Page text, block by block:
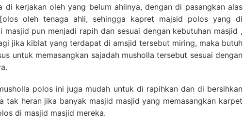
di kerjakan oleh yang belum ahlinya, dengan di pasangkan alas
oleh tenaga ahli, sehingga kapret majsid polos yang di
masjid pun menjadi rapih dan sesuai dengan kebutuhan masjid ,
jika kiblat yang terdapat di amsjid tersebut miring, maka butuh
untuk memasangkan sajadah musholla tersebut sesuai dengan
polos ini juga mudah untuk di rapihkan dan di bersihkan
tak heran jika banyak masjid masjid yang memasangkan karpet
di masjid masjid mereka.